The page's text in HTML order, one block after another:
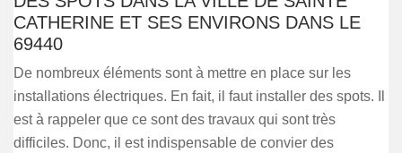
CATHERINE ET SES ENVIRONS DANS LE
69440
De nombreux éléments sont à mettre en place sur les
installations électriques. En fait, il faut installer des spots. Il
est à rappeler que ce sont des travaux qui sont très
difficiles. Donc, il est indispensable de convier des